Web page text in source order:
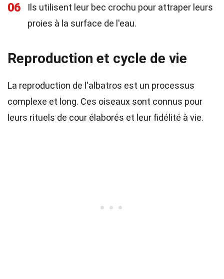
06
Ils utilisent leur bec crochu pour attraper leurs
proies à la surface de l'eau.
Reproduction et cycle de vie
La reproduction de l'albatros est un processus
complexe et long. Ces oiseaux sont connus pour
leurs rituels de cour élaborés et leur fidélité à vie.